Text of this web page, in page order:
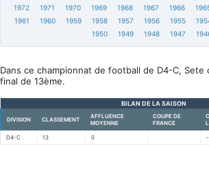
1972
1971 1970 1969 1968 1967 1966
1961
1960 1959 1958 1957 1956 1955
1950
1949 1948 1947
Dans ce championnat de football de D4-C,
final de 13ème.
BILAN DE LA SAISON
DIVISION CLASSEMENT
AFFLUENCE
MOYENNE
COUPE DE
FRANCE
D4-C 13 0 -